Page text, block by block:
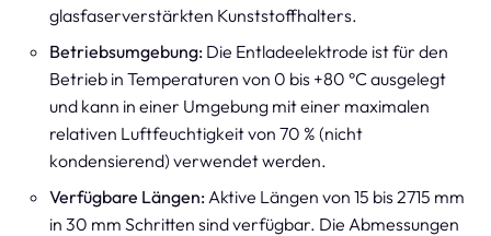
glasfaserverstärkten Kunststoffhalters.
Betriebsumgebung: Die Entladeelektrode ist für den
Betrieb in Temperaturen von 0 bis +80 °C ausgelegt
und kann in einer Umgebung mit einer maximalen
relativen Luftfeuchtigkeit von 70 % (nicht
kondensierend) verwendet werden.
Verfügbare Längen:Aktive Längen von 15 bis 2715 mm
in 30 mm Schritten sind verfügbar. Die Abmessungen